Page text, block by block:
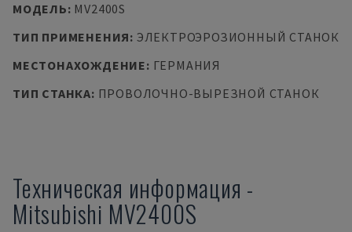
МОДЕЛЬ: MV2400S
ТИП ПРИМЕНЕНИЯ: ЭЛЕКТРОЭРОЗИОННЫЙ СТАНОК
МЕСТОНАХОЖДЕНИЕ: ГЕРМАНИЯ
ТИП СТАНКА: ПРОВОЛОЧНО-ВЫРЕЗНОЙ СТАНОК
Техническая информация -
Mitsubishi MV2400S